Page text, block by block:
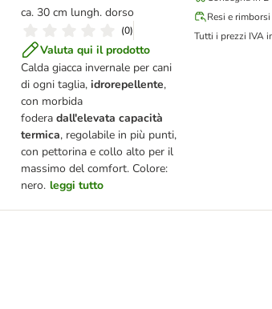
ca. 30 cm lungh. dorso
(0)
Valuta qui il prodotto
Calda giacca invernale per cani
di ogni taglia, idrorepellente,
con morbida
fodera dall'elevata capacità
termica, regolabile in più punti,
con pettorina e collo alto per il
massimo del comfort. Colore:
nero. leggi tutto
Resi e rimborsi
Tutti i prezzi IVA